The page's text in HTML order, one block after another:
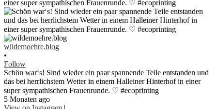
wildemoehre.blog
•
Follow
Schön war‘s! Sind wieder ein paar spannende Teile entstanden und
das bei herrlichstem Wetter in einem Halleiner Hinterhof in einer
super sympathischen Frauenrunde. ♡ #ecoprinting
5 Monaten ago